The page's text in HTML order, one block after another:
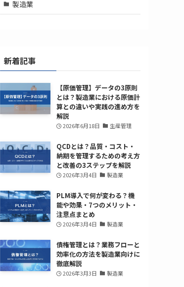
製造業
新着記事
【原価管理】データの3原則
とは？製造業における原価計
算との違いや実践の進め方を
解説
2026年6月18日 生産管理
QCDとは？品質・コスト・
納期を管理するための考え方
と改善の3ステップを解説
2026年3月4日 製造業
PLM導入で何が変わる？機
能や効果・7つのメリット・
注意点まとめ
2026年3月4日 製造業
債権管理とは？業務フローと
効率化の方法を製造業向けに
徹底解説
2026年3月3日 製造業